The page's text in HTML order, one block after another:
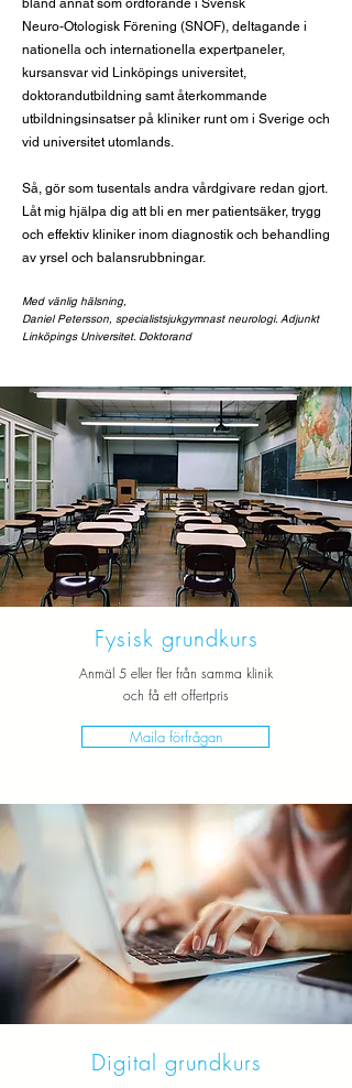
Neuro‑Otologisk Förening (SNOF), deltagande i
nationella och internationella expertpaneler,
kursansvar vid Linköpings universitet,
doktorandutbildning samt återkommande
utbildningsinsatser på kliniker runt om i Sverige och
vid universitet utomlands.
Så, gör som tusentals andra vårdgivare redan gjort.
Låt mig hjälpa dig att bli en mer patientsäker, trygg
och effektiv kliniker inom diagnostik och behandling
av yrsel och balansrubbningar.
Med vänlig hälsning,
Daniel Petersson, specialistsjukgymnast neurologi. Adjunkt
Linköpings Universitet. Doktorand
Fysisk grundkurs
Anmäl 5 eller fler från samma klinik
och få ett offertpris
Maila förfrågan
Digital grundkurs